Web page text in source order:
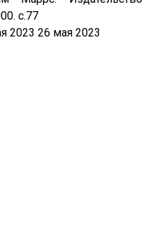
с.77
2023 26 мая 2023